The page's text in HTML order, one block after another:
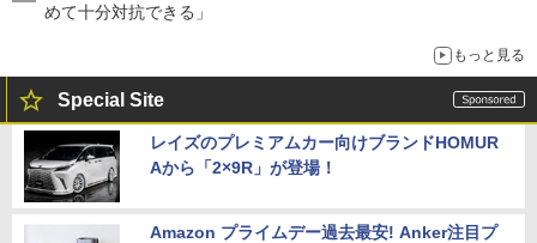
めて十分対抗できる」
もっと見る
Special Site
レイズのプレミアムカー向けブランドHOMUR
Aから「2×9R」が登場！
Amazon プライムデー過去最安! Anker注目プ